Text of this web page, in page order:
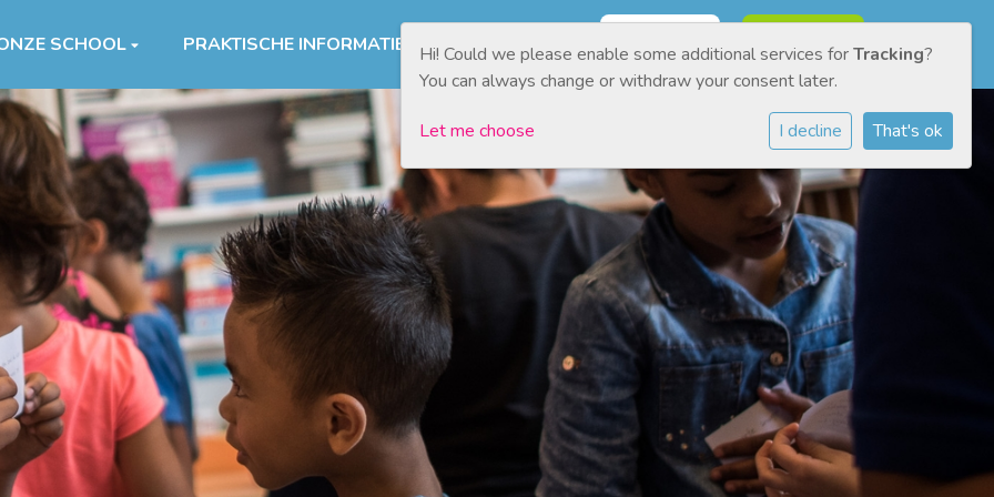
SCHOOL PRAKTISCHE INFORMATIE AANMELDEN CONTACT Inloggen
Hi! Could we please enable some additional services forTracking?
You can always change or withdraw your consent later.
Let me choose I decline That's ok